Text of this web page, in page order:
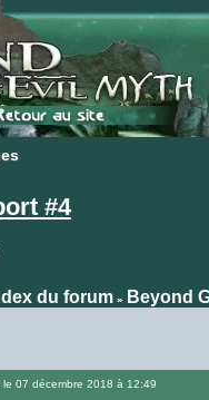
#4
du forum» Beyond
le 07 décembre 2018 à 12:49